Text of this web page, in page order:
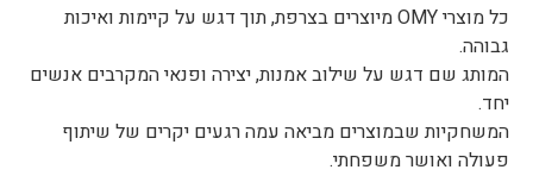
כל מוצרי OMY מיוצרים בצרפת, תוך דגש על קיימות ואיכות
גבוהה.
המותג שם דגש על שילוב אמנות, יצירה ופנאי המקרבים אנשים
יחד.
המשחקיות שבמוצרים מביאה עמה רגעים יקרים של שיתוף
פעולה ואושר משפחתי.